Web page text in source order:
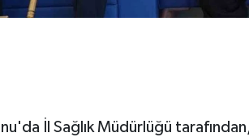
İl Sağlık Müdürlüğü